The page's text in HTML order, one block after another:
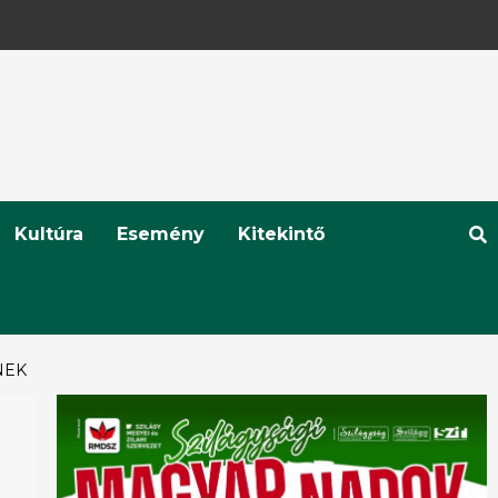
Kultúra Esemény Kitekintő